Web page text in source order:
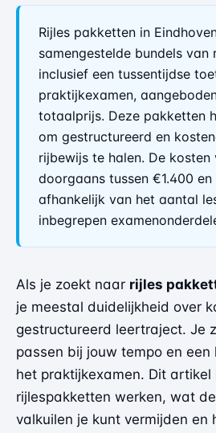
Rijles pakketten in
samengestelde bundels van
inclusief een tussentijdse
praktijkexamen,
totaalprijs. Deze pakketten
om gestructureerd en
rijbewijs te halen. De kosten
doorgaans tussen €1.400
afhankelijk van het aantal
inbegrepen
Als je zoekt naar rijles
je meestal duidelijkheid over
gestructureerd leertraject. Je
passen bij jouw tempo en een
het praktijkexamen. Dit artikel
rijlespakketten werken, wat
valkuilen je kunt vermijden en